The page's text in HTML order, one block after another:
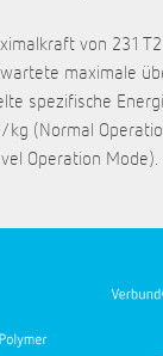
von 231
maximale
spezifische
kg (Normal
Operation Mode).